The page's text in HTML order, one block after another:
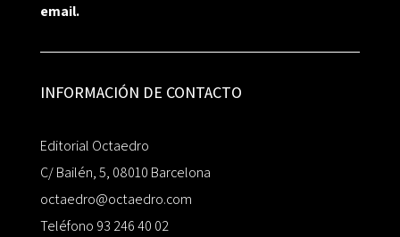
email.
INFORMACIÓN DE CONTACTO
Editorial Octaedro
C/ Bailén, 5, 08010 Barcelona
octaedro@octaedro.com
Teléfono 93 246 40 02